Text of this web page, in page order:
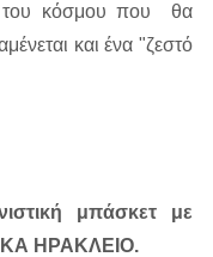
του κόσμου που θα
και ένα "ζεστό
μπάσκετ με
ΗΡΑΚΛΕΙΟ.